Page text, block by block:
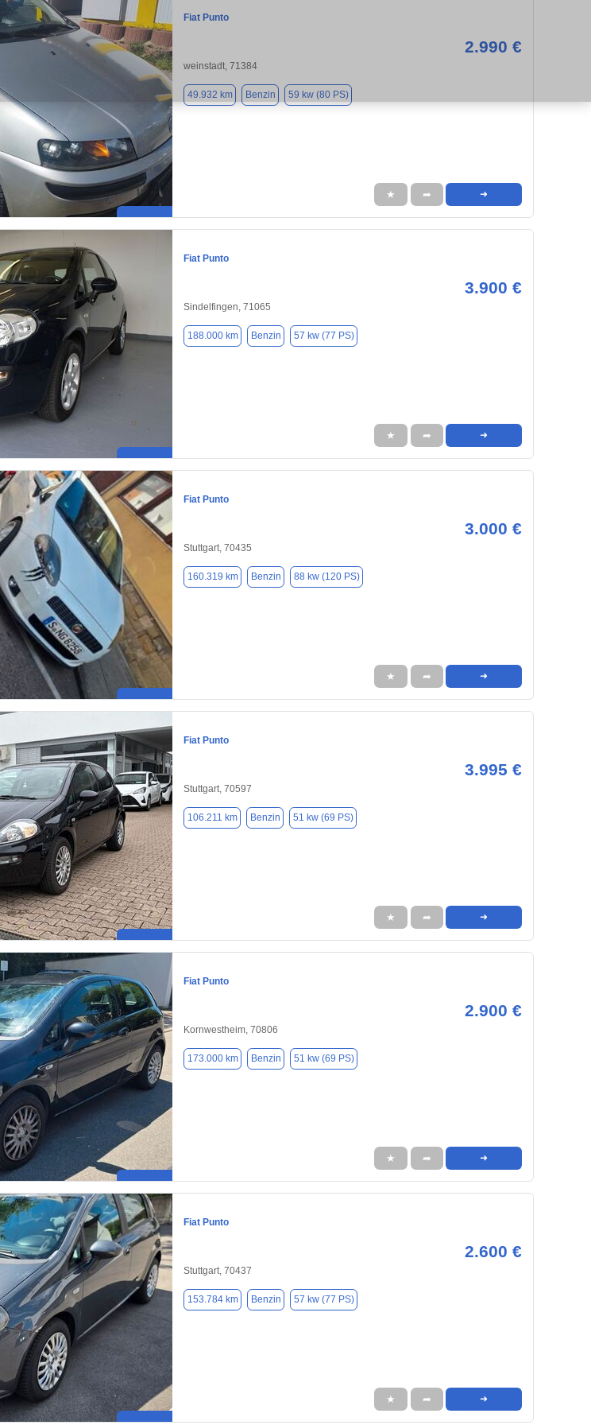
Fiat Punto
2.990 €
weinstadt, 71384
49.932 km Benzin 59 kw (80 PS)
★ ➦ ➜
Fiat Punto
3.900 €
Sindelfingen, 71065
188.000 km Benzin 57 kw (77 PS)
★ ➦ ➜
Fiat Punto
3.000 €
Stuttgart, 70435
160.319 km Benzin 88 kw (120 PS)
★ ➦ ➜
Fiat Punto
3.995 €
Stuttgart, 70597
106.211 km Benzin 51 kw (69 PS)
★ ➦ ➜
Fiat Punto
2.900 €
Kornwestheim, 70806
173.000 km Benzin 51 kw (69 PS)
★ ➦ ➜
Fiat Punto
2.600 €
Stuttgart, 70437
153.784 km Benzin 57 kw (77 PS)
★ ➦ ➜